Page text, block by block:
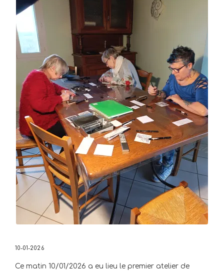
10-01-2026
Ce matin 10/01/2026 a eu lieu le premier atelier de